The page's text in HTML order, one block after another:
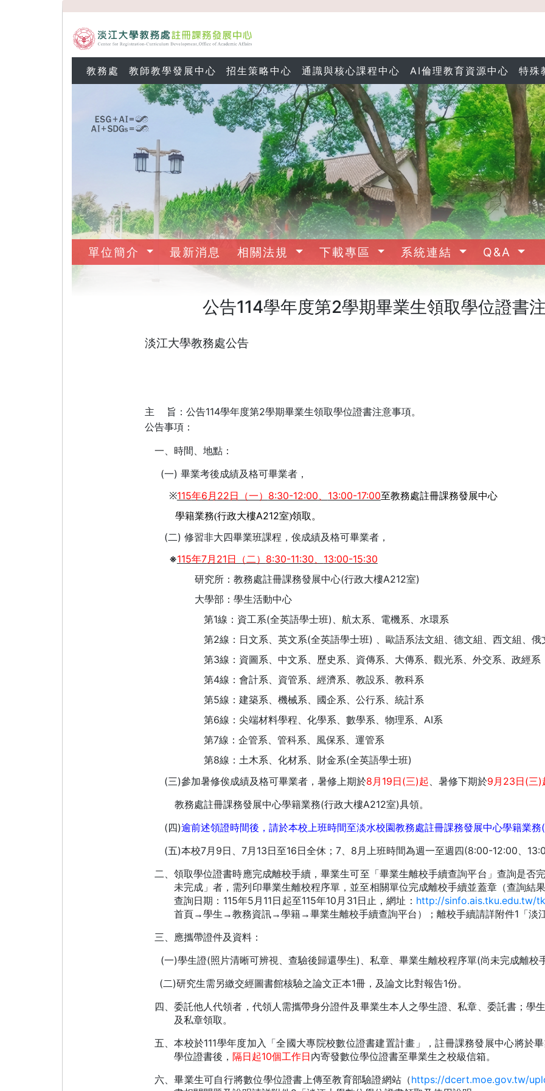
教務處 教師教學發展中心 招生策略中心 通識與核心課程中心 AI倫理教育資源中心 特殊
單位簡介 最新消息 相關法規 下載專區 系統連結 Q&A
公告114學年度第2學期畢業生領取學位證書注
淡江大學教務處公告
主 旨： 公告114學年度第2學期畢業生領取學位證書注意事項。
公告事項：
一、 時間、地點：
(一) 畢業考後成績及格可畢業者，
※115年6 月 22 日（一） 8:30-12:00 13:00-17:00至教務處註冊課務發展中心
學籍業務(行政大樓A212室)領取 。
(二) 修習非大四畢業班課程，俟成績及格可畢業者，
※115年7月 21 日（二） 8:30-11:30 13:00-15:30
研究所：教務處註冊課務發展中心(行政大樓A212室)
大學部：學生活動中心
第1線：資工系(全英語學士班)
、航太系、電機系、水環系
第2線：日文系、英文系(全英語學士班)
、歐語系法文組、德文組、西文組、俄
第3線：資圖系、中文系、歷史系、資傳系、大傳系、觀光系、外交系、政經系
第4線：會計系、資管系、經濟系、教設系、教科系
第5線：建築系、機械系、國企系、公行系、統計系
第6線：尖端材料學程、化學系、數學系、物理系、 AI系
第7線：企管系、管科系、風保系、運管系
第8線：土木系、化材系、財金系(全英語學士班)
(三)參加暑修俟成績及格可畢業者，暑修上期於8 月 19 日 (三)起 、暑修下期於9 月 23 日 (三)
教務處註冊課務發展中心學籍業務(行政大樓A212室)具領。
( 四)逾前述領證時間後，請於本校上班時間至淡水校園教務處註冊課務發展中心學籍業務(
(五)本校7月 9 日、 7月 13 日至16 日全休； 7、 8 月上班時間為週一至週四(8:00-12:00
二、領取學位證書時應完成離校手續，畢業生可至「畢業生離校手續查詢平台」查詢是否
未完成」者，需列印畢業生離校程序單，並至相關單位完成離校手續並蓋章（查詢結
查詢日期： 115年5 月 11 日起至115年10 月 31 日止，網址： http://sinfo.ais.tku.edu.tw/
首頁→學生→教務資訊→學籍→畢業生離校手續查詢平台）
；離校手續請詳附件1 「淡
三、應攜帶證件及資料：
(一)學生證(照片清晰可辨視、查驗後歸還學生) 、私章、畢業生離校程序單(尚未完成離校
(二)研究生需另繳交經圖書館核驗之論文正本1冊，及論文比對報告1份。
四、委託他人代領者，代領人需攜帶身分證件及畢業生本人之學生證、私章、委託書；學
及私章領取。
五、本校於111學年度加入「全國大專院校數位證書建置計畫」，註冊課務發展中心將於
學位證書後， 隔日起10個工作日 內寄發數位學位證書至畢業生之校級信箱。
六、畢業生可自行將數位學位證書上傳至教育部驗證網站（https://dcert.moe.gov.tw/